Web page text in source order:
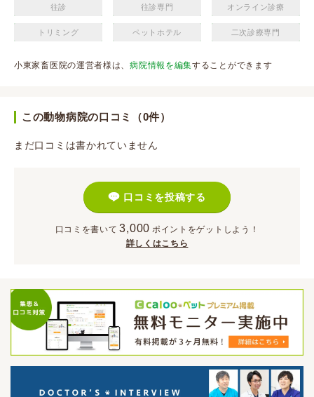
往診 往診専門 オンライン診療
トリミング ペットホテル 二次診療専門
小東家畜医院の運営者様は、病院情報を編集することができます
この動物病院の口コミ（0件）
まだ口コミは書かれていません
口コミを投稿する
口コミを書いて 3,000 ポイント をゲットしよう！
詳しくはこちら